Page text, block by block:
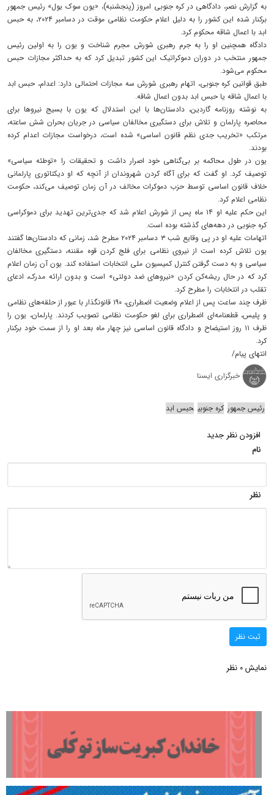
به گزارش نصر، دادگاهی در کره جنوبی امروز (پنجشنبه)، «یون سوک یول» رئیس جمهور
برکنار شده این کشور را به دلیل اعلام حکومت نظامی موقت در دسامبر ۲۰۲۴، به حبس
ابد با اعمال شاقه محکوم کرد.
دادگاه همچنین او را به جرم رهبری شورش مجرم شناخت و یون را به اولین رئیس
جمهور منتخب در دوران دموکراتیک این کشور تبدیل کرد که به حداکثر مجازات حبس
محکوم می‌شود.
طبق قوانین کره جنوبی، اتهام رهبری شورش سه مجازات احتمالی دارد: اعدام، حبس ابد
با اعمال شاقه یا حبس ابد بدون اعمال شاقه.
به نوشته روزنامه گاردین، دادستان‌ها با این استدلال که یون با بسیج نیروها برای
محاصره پارلمان و تلاش برای دستگیری مخالفان سیاسی در جریان بحران شش ساعته،
مرتکب «تخریب جدی نظم قانون اساسی» شده است، درخواست مجازات اعدام کرده
بودند.
یون در طول محاکمه بر بی‌گناهی خود اصرار داشت و تحقیقات را «توطئه سیاسی»
توصیف کرد. او گفت که برای آگاه کردن شهروندان از آنچه که او دیکتاتوری پارلمانی
خلاف قانون اساسی توسط حزب دموکرات مخالف در آن زمان توصیف می‌کند، حکومت
نظامی اعلام کرد.
این حکم علیه او ۱۴ ماه پس از شورش اعلام شد که جدی‌ترین تهدید برای دموکراسی
کره جنوبی در دهه‌های گذشته بوده است.
اتهامات علیه او در پی وقایع شب ۳ دسامبر ۲۰۲۴ مطرح شد، زمانی که دادستان‌ها گفتند
یون تلاش کرده است از نیروی نظامی برای فلج کردن قوه مقننه، دستگیری مخالفان
سیاسی و به دست گرفتن کنترل کمیسیون ملی انتخابات استفاده کند. یون آن زمان اعلام
کرد که در حال ریشه‌کن کردن «نیروهای ضد دولتی» است و بدون ارائه مدرک، ادعای
تقلب در انتخابات را مطرح کرد.
ظرف چند ساعت پس از اعلام وضعیت اضطراری، ۱۹۰ قانونگذار با عبور از حلقه‌های نظامی
و پلیس، قطعنامه‌ای اضطراری برای لغو حکومت نظامی تصویب کردند. پارلمان، یون را
ظرف ۱۱ روز استیضاح و دادگاه قانون اساسی نیز چهار ماه بعد او را از سمت خود برکنار
کرد.
انتهای پیام/
خبرگزاری ایسنا
رئیس جمهور کره جنوبی حبس ابد
افزودن نظر جدید
نام
نظر
ثبت نظر
نمایش 0 نظر